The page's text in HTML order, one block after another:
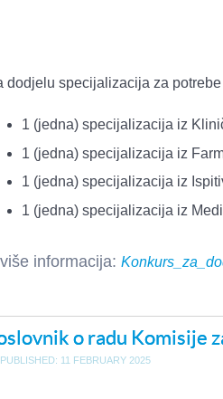
dodjelu specijalizacija za
1 (jedna) specijalizacija iz
1 (jedna) specijalizacija iz
1 (jedna) specijalizacija iz
1 (jedna) specijalizacija iz
više informacija:
o radu Komisije
PUBLISHED: 11 FEBRUARY 2025